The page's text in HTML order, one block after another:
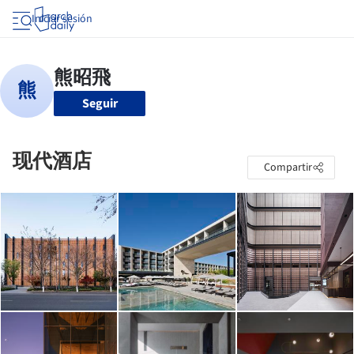
Iniciar sesión
Seguir
现代酒店 Compartir